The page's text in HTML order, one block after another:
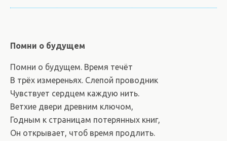
Помни о будущем
Помни о будущем. Время течёт
В трёх измереньях. Слепой проводник
Чувствует сердцем каждую нить.
Ветхие двери древним ключом,
Годным к страницам потерянных книг,
Он открывает, чтоб время продлить.